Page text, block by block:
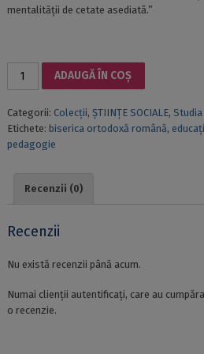
mentalității de cetate asediată.”
A
LAICILOR
ÎN
ADAUGĂ ÎN COȘ
Categorii: Colecții, ȘTIINȚE SOCIALE,
Etichete: biserica ortodoxă română,
pedagogie
Recenzii (0)
Recenzii
Nu există recenzii până acum.
Numai clienții autentificați, care au
o recenzie.